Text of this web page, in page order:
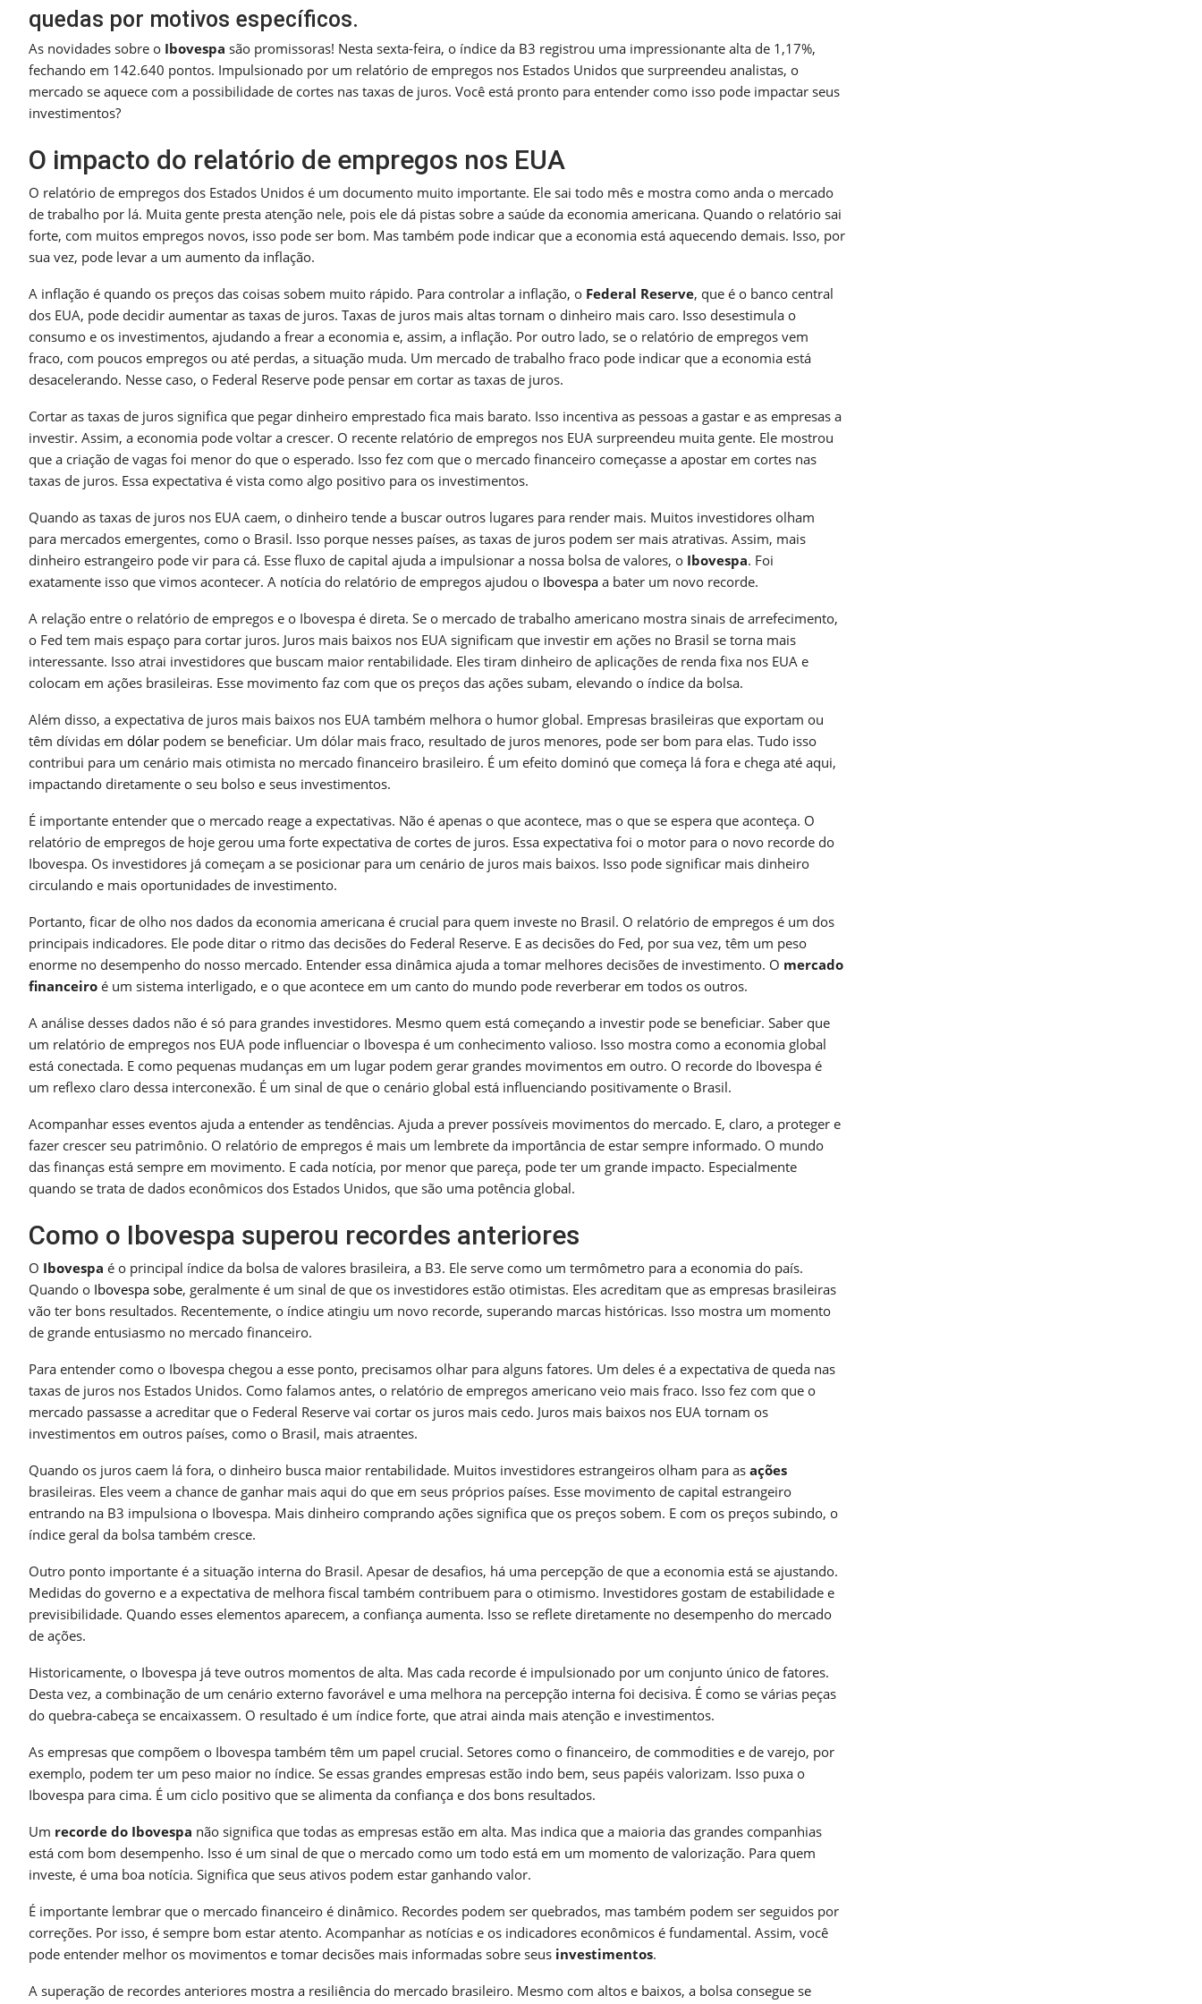
quedas por motivos específicos.
As novidades sobre o Ibovespa são promissoras! Nesta sexta-feira, o índice da B3 registrou uma impressionante alta de 1,17%,
fechando em 142.640 pontos. Impulsionado por um relatório de empregos nos Estados Unidos que surpreendeu analistas, o
mercado se aquece com a possibilidade de cortes nas taxas de juros. Você está pronto para entender como isso pode impactar seus
investimentos?
O impacto do relatório de empregos nos EUA
O relatório de empregos dos Estados Unidos é um documento muito importante. Ele sai todo mês e mostra como anda o mercado
de trabalho por lá. Muita gente presta atenção nele, pois ele dá pistas sobre a saúde da economia americana. Quando o relatório sai
forte, com muitos empregos novos, isso pode ser bom. Mas também pode indicar que a economia está aquecendo demais. Isso, por
sua vez, pode levar a um aumento da inflação.
A inflação é quando os preços das coisas sobem muito rápido. Para controlar a inflação, o Federal Reserve, que é o banco central
dos EUA, pode decidir aumentar as taxas de juros. Taxas de juros mais altas tornam o dinheiro mais caro. Isso desestimula o
consumo e os investimentos, ajudando a frear a economia e, assim, a inflação. Por outro lado, se o relatório de empregos vem
fraco, com poucos empregos ou até perdas, a situação muda. Um mercado de trabalho fraco pode indicar que a economia está
desacelerando. Nesse caso, o Federal Reserve pode pensar em cortar as taxas de juros.
Cortar as taxas de juros significa que pegar dinheiro emprestado fica mais barato. Isso incentiva as pessoas a gastar e as empresas a
investir. Assim, a economia pode voltar a crescer. O recente relatório de empregos nos EUA surpreendeu muita gente. Ele mostrou
que a criação de vagas foi menor do que o esperado. Isso fez com que o mercado financeiro começasse a apostar em cortes nas
taxas de juros. Essa expectativa é vista como algo positivo para os investimentos.
Quando as taxas de juros nos EUA caem, o dinheiro tende a buscar outros lugares para render mais. Muitos investidores olham
para mercados emergentes, como o Brasil. Isso porque nesses países, as taxas de juros podem ser mais atrativas. Assim, mais
dinheiro estrangeiro pode vir para cá. Esse fluxo de capital ajuda a impulsionar a nossa bolsa de valores, o Ibovespa. Foi
exatamente isso que vimos acontecer. A notícia do relatório de empregos ajudou o Ibovespa a bater um novo recorde.
A relação entre o relatório de empregos e o Ibovespa é direta. Se o mercado de trabalho americano mostra sinais de arrefecimento,
o Fed tem mais espaço para cortar juros. Juros mais baixos nos EUA significam que investir em ações no Brasil se torna mais
interessante. Isso atrai investidores que buscam maior rentabilidade. Eles tiram dinheiro de aplicações de renda fixa nos EUA e
colocam em ações brasileiras. Esse movimento faz com que os preços das ações subam, elevando o índice da bolsa.
Além disso, a expectativa de juros mais baixos nos EUA também melhora o humor global. Empresas brasileiras que exportam ou
têm dívidas em dólar podem se beneficiar. Um dólar mais fraco, resultado de juros menores, pode ser bom para elas. Tudo isso
contribui para um cenário mais otimista no mercado financeiro brasileiro. É um efeito dominó que começa lá fora e chega até aqui,
impactando diretamente o seu bolso e seus investimentos.
É importante entender que o mercado reage a expectativas. Não é apenas o que acontece, mas o que se espera que aconteça. O
relatório de empregos de hoje gerou uma forte expectativa de cortes de juros. Essa expectativa foi o motor para o novo recorde do
Ibovespa. Os investidores já começam a se posicionar para um cenário de juros mais baixos. Isso pode significar mais dinheiro
circulando e mais oportunidades de investimento.
Portanto, ficar de olho nos dados da economia americana é crucial para quem investe no Brasil. O relatório de empregos é um dos
principais indicadores. Ele pode ditar o ritmo das decisões do Federal Reserve. E as decisões do Fed, por sua vez, têm um peso
enorme no desempenho do nosso mercado. Entender essa dinâmica ajuda a tomar melhores decisões de investimento. O mercado
financeiro é um sistema interligado, e o que acontece em um canto do mundo pode reverberar em todos os outros.
A análise desses dados não é só para grandes investidores. Mesmo quem está começando a investir pode se beneficiar. Saber que
um relatório de empregos nos EUA pode influenciar o Ibovespa é um conhecimento valioso. Isso mostra como a economia global
está conectada. E como pequenas mudanças em um lugar podem gerar grandes movimentos em outro. O recorde do Ibovespa é
um reflexo claro dessa interconexão. É um sinal de que o cenário global está influenciando positivamente o Brasil.
Acompanhar esses eventos ajuda a entender as tendências. Ajuda a prever possíveis movimentos do mercado. E, claro, a proteger e
fazer crescer seu patrimônio. O relatório de empregos é mais um lembrete da importância de estar sempre informado. O mundo
das finanças está sempre em movimento. E cada notícia, por menor que pareça, pode ter um grande impacto. Especialmente
quando se trata de dados econômicos dos Estados Unidos, que são uma potência global.
Como o Ibovespa superou recordes anteriores
O Ibovespa é o principal índice da bolsa de valores brasileira, a B3. Ele serve como um termômetro para a economia do país.
Quando o Ibovespa sobe, geralmente é um sinal de que os investidores estão otimistas. Eles acreditam que as empresas brasileiras
vão ter bons resultados. Recentemente, o índice atingiu um novo recorde, superando marcas históricas. Isso mostra um momento
de grande entusiasmo no mercado financeiro.
Para entender como o Ibovespa chegou a esse ponto, precisamos olhar para alguns fatores. Um deles é a expectativa de queda nas
taxas de juros nos Estados Unidos. Como falamos antes, o relatório de empregos americano veio mais fraco. Isso fez com que o
mercado passasse a acreditar que o Federal Reserve vai cortar os juros mais cedo. Juros mais baixos nos EUA tornam os
investimentos em outros países, como o Brasil, mais atraentes.
Quando os juros caem lá fora, o dinheiro busca maior rentabilidade. Muitos investidores estrangeiros olham para as ações
brasileiras. Eles veem a chance de ganhar mais aqui do que em seus próprios países. Esse movimento de capital estrangeiro
entrando na B3 impulsiona o Ibovespa. Mais dinheiro comprando ações significa que os preços sobem. E com os preços subindo, o
índice geral da bolsa também cresce.
Outro ponto importante é a situação interna do Brasil. Apesar de desafios, há uma percepção de que a economia está se ajustando.
Medidas do governo e a expectativa de melhora fiscal também contribuem para o otimismo. Investidores gostam de estabilidade e
previsibilidade. Quando esses elementos aparecem, a confiança aumenta. Isso se reflete diretamente no desempenho do mercado
de ações.
Historicamente, o Ibovespa já teve outros momentos de alta. Mas cada recorde é impulsionado por um conjunto único de fatores.
Desta vez, a combinação de um cenário externo favorável e uma melhora na percepção interna foi decisiva. É como se várias peças
do quebra-cabeça se encaixassem. O resultado é um índice forte, que atrai ainda mais atenção e investimentos.
As empresas que compõem o Ibovespa também têm um papel crucial. Setores como o financeiro, de commodities e de varejo, por
exemplo, podem ter um peso maior no índice. Se essas grandes empresas estão indo bem, seus papéis valorizam. Isso puxa o
Ibovespa para cima. É um ciclo positivo que se alimenta da confiança e dos bons resultados.
Um recorde do Ibovespa não significa que todas as empresas estão em alta. Mas indica que a maioria das grandes companhias
está com bom desempenho. Isso é um sinal de que o mercado como um todo está em um momento de valorização. Para quem
investe, é uma boa notícia. Significa que seus ativos podem estar ganhando valor.
É importante lembrar que o mercado financeiro é dinâmico. Recordes podem ser quebrados, mas também podem ser seguidos por
correções. Por isso, é sempre bom estar atento. Acompanhar as notícias e os indicadores econômicos é fundamental. Assim, você
pode entender melhor os movimentos e tomar decisões mais informadas sobre seus investimentos.
A superação de recordes anteriores mostra a resiliência do mercado brasileiro. Mesmo com altos e baixos, a bolsa consegue se